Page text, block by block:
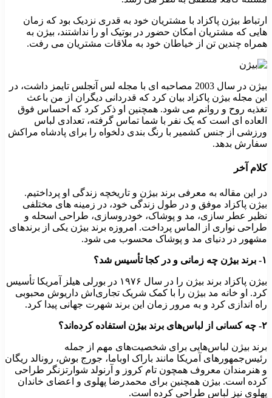
ارتباط بیژن پاکزاد با مشتریان خود به قدری نزدیک بود که زمان
هایی که مشتریان امکان حضور در بوتیک او را نداشتند، بیژن به
همراه چندین تن از خیاطان خود به ملاقات مشتریان می رفت.
بیژن در سال 2003 مصاحبه ای با مجله لس آنجلس تایمز داشت، در
این مجله بیژن پاکزاد بیان کرد که قدردانی دیگران از من باعث
تغذیه‌ روح و روانم می‌ شود. همچنین او ذکر کرد که احساس فوق
العاده ای است که یک نفر با شما تماس گرفته، تعدادی لباس‌
ورزشی از جنس کشمیر با رنگ بندی دلخواه را برای پادشاه مراکش
سفارش بدهد.
کلام آخر
در این مقاله به معرفی برند بیژن و تاریخچه زندگی او پرداختیم.
بیژن پاکزاد موفق و در طول زندگی خود، در زمینه های مختلفی
نظیر عطر سازی، مد و پوشاک، خودروسازی، طراحی اسحله و
طراحی نواری از الماس پرداخت. امروزه برند بیژن یکی از برندهای
مشهور در دنیای مد و پوشاک محسوب می شود.
۱- برند بیژن چه زمانی و در کجا تأسیس شد؟
بیژن پاکزاد برند بیژن را در سال ۱۹۷۶ در بورلی هیلز آمریکا تأسیس
کرد. او خانه مد بیژن را با کمک شریک تجاری‌اش داریوش محبوبی
راه اندازی کرد و به مرور زمان این برند شهرت جهانی پیدا کرد.
۲- چه کسانی از لباس‌های برند بیژن استفاده کرده‌اند؟
برند بیژن لباس‌هایی برای شخصیت‌های مهم از جمله
رئیس‌جمهورهای آمریکا مانند باراک اوباما، جورج بوش، رونالد ریگان
و هنرمندان معروف همچون تام کروز و آرنولد شوارتزنگر طراحی
کرده است. بیژن همچنین برای محمدرضا پهلوی و اعضای خاندان
پهلوی نیز لباس طراحی کرده است.